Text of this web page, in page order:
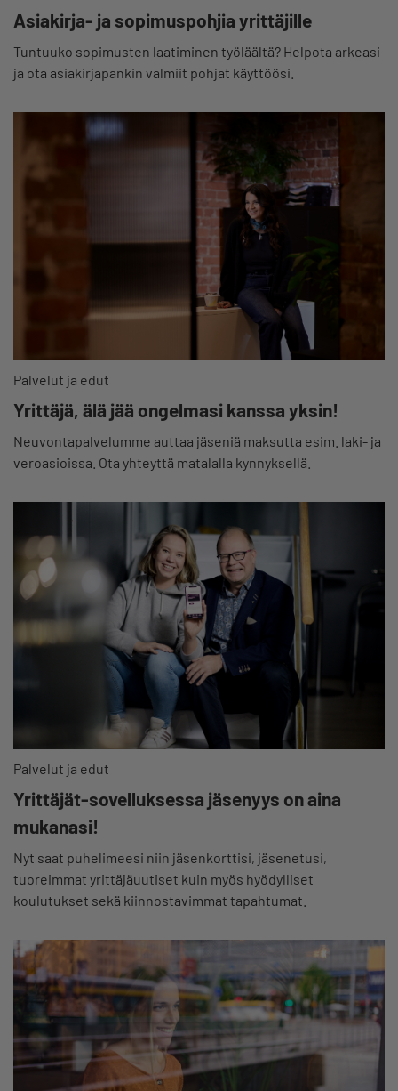
Asiakirja- ja sopimuspohjia yrittäjille
Tuntuuko sopimusten laatiminen työläältä? Helpota arkeasi
ja ota asiakirjapankin valmiit pohjat käyttöösi.
Palvelut ja edut
Yrittäjä, älä jää ongelmasi kanssa yksin!
Neuvontapalvelumme auttaa jäseniä maksutta esim. laki- ja
veroasioissa. Ota yhteyttä matalalla kynnyksellä.
Palvelut ja edut
Yrittäjät-sovelluksessa jäsenyys on aina
mukanasi!
Nyt saat puhelimeesi niin jäsenkorttisi, jäsenetusi,
tuoreimmat yrittäjäuutiset kuin myös hyödylliset
koulutukset sekä kiinnostavimmat tapahtumat.